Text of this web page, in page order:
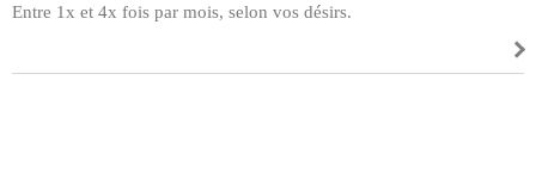
Entre 1x et 4x fois par mois, selon vos désirs.